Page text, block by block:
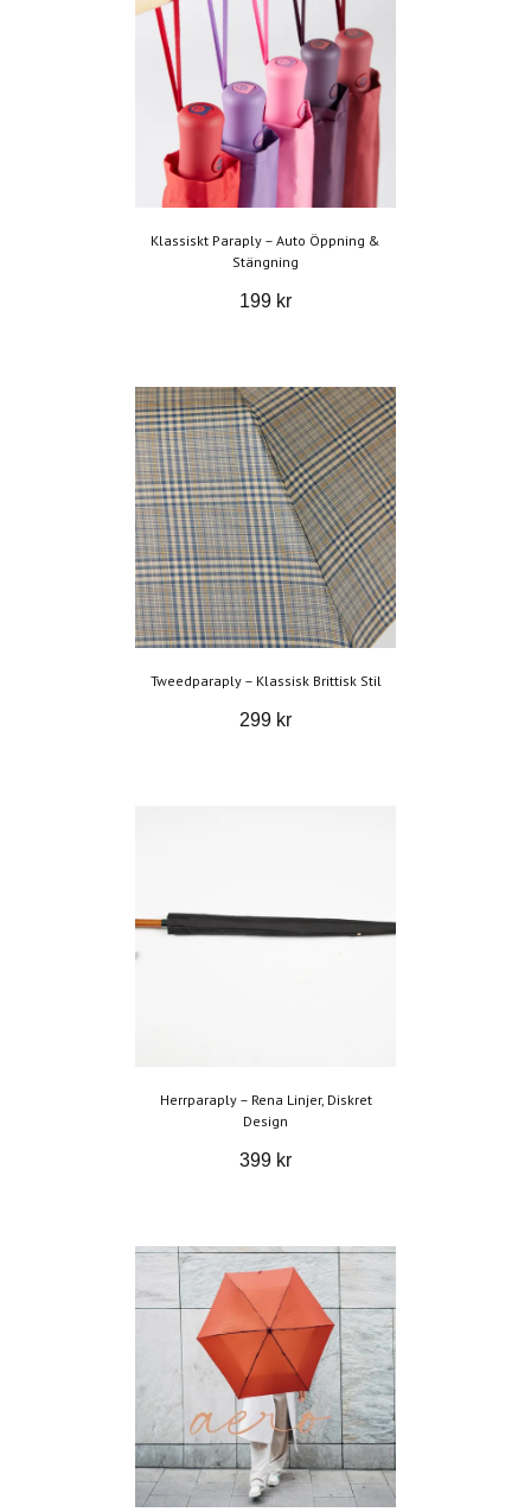
Klassiskt Paraply – Auto Öppning &
Stängning
199 kr
Tweedparaply – Klassisk Brittisk Stil
299 kr
Herrparaply – Rena Linjer, Diskret
Design
399 kr